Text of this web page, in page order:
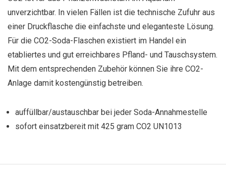
unverzichtbar. In vielen Fällen ist die technische Zufuhr aus
einer Druckflasche die einfachste und eleganteste Lösung.
Für die CO2-Soda-Flaschen existiert im Handel ein
etabliertes und gut erreichbares Pfland- und Tauschsystem.
Mit dem entsprechenden Zubehör können Sie ihre CO2-
Anlage damit kostengünstig betreiben.
auffüllbar/austauschbar bei jeder Soda-Annahmestelle
sofort einsatzbereit mit 425 gram CO2 UN1013